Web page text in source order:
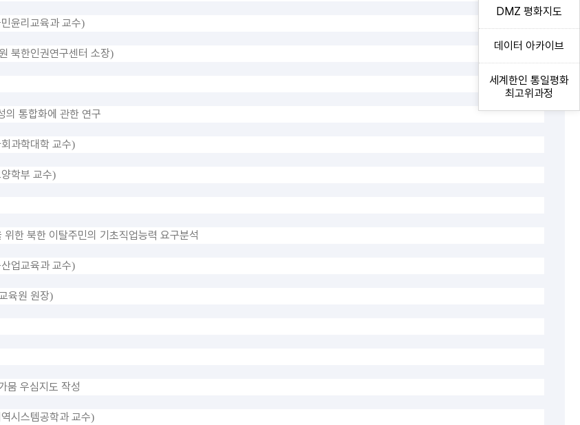
DMZ 평화지도
데이터 아카이브
세계한인 통일평화
최고위과정
윤리교육과 교수)
북한인권연구센터 소장)
의 통합화에 관한 연구
과학대학 교수)
학부 교수)
위한 북한 이탈주민의 기초직업능력 요구분석
업교육과 교수)
육원 원장)
뭄 우심지도 작성
시스템공학과 교수)